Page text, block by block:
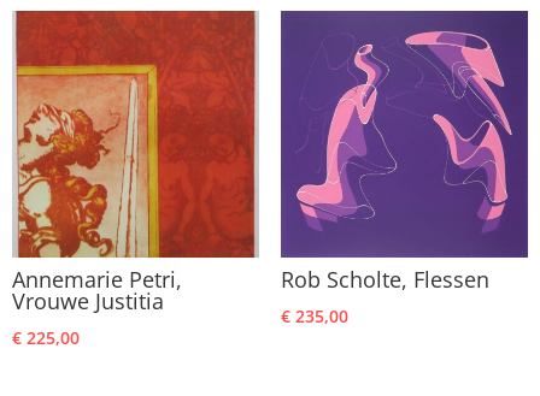
€ 169,00.
€ 129,00.
€ 189,00.€ 159,00.
Annemarie Petri,
Vrouwe Justitia
€ 225,00
Rob Scholte, Flessen
€235,00